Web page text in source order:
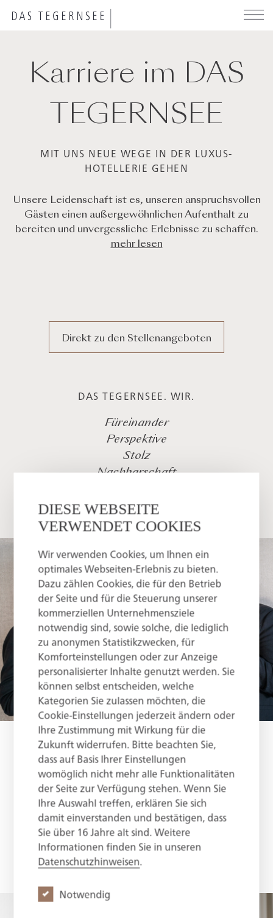
DIESE WEBSEITE
VERWENDET COOKIES
Wir verwenden Cookies, um Ihnen ein
optimales Webseiten-Erlebnis zu bieten.
Dazu zählen Cookies, die für den Betrieb
der Seite und für die Steuerung unserer
kommerziellen Unternehmensziele
notwendig sind, sowie solche, die lediglich
zu anonymen Statistikzwecken, für
Komforteinstellungen oder zur Anzeige
personalisierter Inhalte genutzt werden. Sie
können selbst entscheiden, welche
Kategorien Sie zulassen möchten, die
Cookie-Einstellungen jederzeit ändern oder
Ihre Zustimmung mit Wirkung für die
Zukunft widerrufen. Bitte beachten Sie,
dass auf Basis Ihrer Einstellungen
womöglich nicht mehr alle Funktionalitäten
der Seite zur Verfügung stehen. Wenn Sie
Ihre Auswahl treffen, erklären Sie sich
damit einverstanden und bestätigen, dass
Sie über 16 Jahre alt sind. Weitere
Informationen finden Sie in unseren
Datenschutzhinweisen.
Notwendig
zum
Karriere im DAS
TEGERNSEE
MIT UNS NEUE WEGE IN DER LUXUS-
HOTELLERIE GEHEN
Unsere Leidenschaft ist es, unseren anspruchsvollen
Gästen einen außergewöhnlichen Aufenthalt zu
bereiten und unvergessliche Erlebnisse zu schaffen.
mehr lesen
Direkt zu den Stellenangeboten
DAS TEGERNSEE. WIR.
Füreinander
Perspektive
Stolz
Nachbarschaft
Füreinander
Jeder Mensch und jeder Charakter ist individuell –
genau wie unser Team. Wir schätzen diese Vielfalt
und legen besonderen Wert auf Authentizität. Der
Mensch steht bei uns im Mittelpunkt. Mit Respekt,
Offenheit und ehrlichem Austausch begegnen wir
uns auf Augenhöhe und arbeiten gemeinsam für
einander.mehr lesen